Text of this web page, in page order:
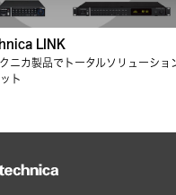
LINK
ニカ製品でトータルソリューショ
ト